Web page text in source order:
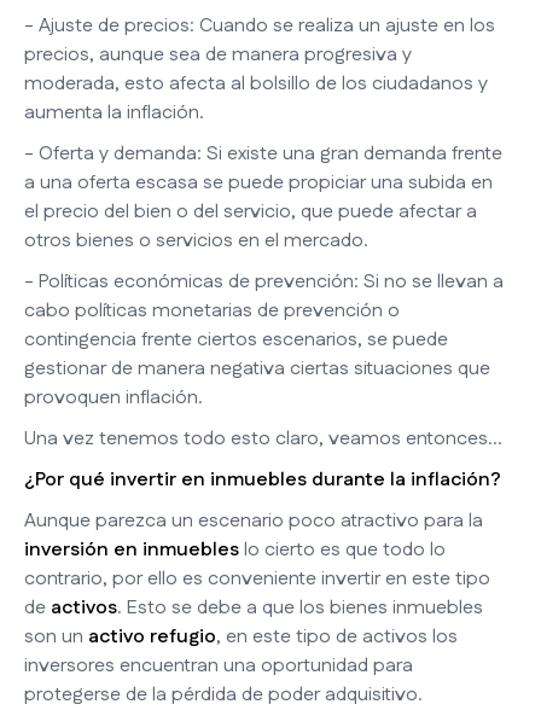
- Ajuste de precios: Cuando se realiza un ajuste en los
precios, aunque sea de manera progresiva y
moderada, esto afecta al bolsillo de los ciudadanos y
aumenta la inflación.
- Oferta y demanda: Si existe una gran demanda frente
a una oferta escasa se puede propiciar una subida en
el precio del bien o del servicio, que puede afectar a
otros bienes o servicios en el mercado.
- Políticas económicas de prevención: Si no se llevan a
cabo políticas monetarias de prevención o
contingencia frente ciertos escenarios, se puede
gestionar de manera negativa ciertas situaciones que
provoquen inflación.
Una vez tenemos todo esto claro, veamos entonces...
¿Por qué invertir en inmuebles durante la inflación?
Aunque parezca un escenario poco atractivo para la
inversión en inmuebleslo cierto es que todo lo
contrario, por ello es conveniente invertir en este tipo
de activos. Esto se debe a que los bienes inmuebles
son un activo refugio, en este tipo de activos los
inversores encuentran una oportunidad para
protegerse de la pérdida de poder adquisitivo.